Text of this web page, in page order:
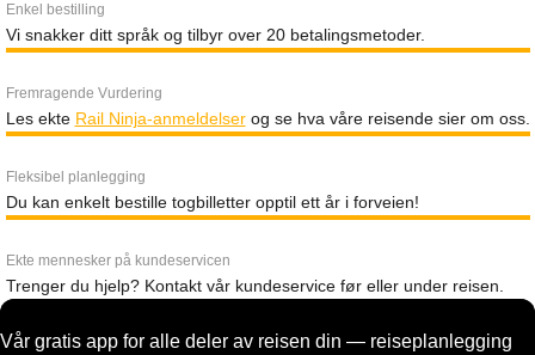
Enkel bestilling
Vi snakker ditt språk og tilbyr over 20 betalingsmetoder.
Fremragende Vurdering
Les ekte Rail Ninja-anmeldelserog se hva våre reisende sier om oss.
Fleksibel planlegging
Du kan enkelt bestille togbilletter opptil ett år i forveien!
Ekte mennesker på kundeservicen
Trenger du hjelp? Kontakt vår kundeservice før eller under reisen.
Vår gratis app for alle deler av reisen din — reiseplanlegging